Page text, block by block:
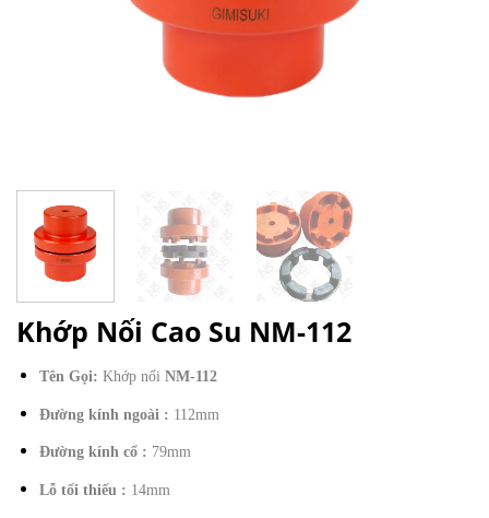
Khớp Nối Cao Su NM-112
Tên Gọi: Khớp nốiNM-112
Đường kính ngoài : 112mm
Đường kính cổ : 79mm
Lỗ tối thiếu : 14mm